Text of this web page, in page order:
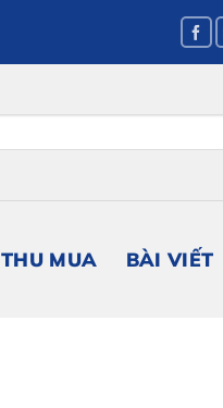
THU MUA BÀI VIẾT